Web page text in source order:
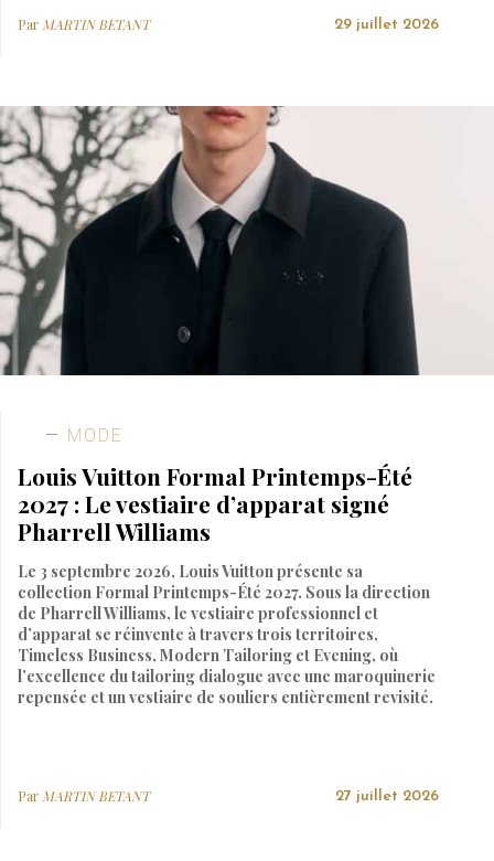
Par MARTIN BETANT 29 juillet 2026
MODE
Louis Vuitton Formal Printemps-Été
2027 : Le vestiaire d’apparat signé
Pharrell Williams
Le 3 septembre 2026, Louis Vuitton présente sa
collection Formal Printemps-Été 2027. Sous la direction
de Pharrell Williams, le vestiaire professionnel et
d’apparat se réinvente à travers trois territoires,
Timeless Business, Modern Tailoring et Evening, où
l’excellence du tailoring dialogue avec une maroquinerie
repensée et un vestiaire de souliers entièrement revisité.
ParMARTIN BETANT 27 juillet 2026